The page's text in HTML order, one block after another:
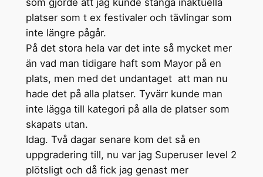
som gjorde att jag kunde stänga inaktuella
platser som t ex festivaler och tävlingar som
inte längre pågår.
På det stora hela var det inte så mycket mer
än vad man tidigare haft som Mayor på en
plats, men med det undantaget att man nu
hade det på alla platser. Tyvärr kunde man
inte lägga till kategori på alla de platser som
skapats utan.
Idag. Två dagar senare kom det så en
uppgradering till, nu var jag Superuser level 2
plötsligt och då fick jag genast mer